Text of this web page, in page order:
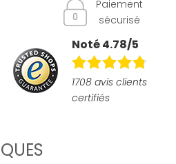
Paiement
sécurisé
Noté 4.78/5
1708 avis clients
certifiés